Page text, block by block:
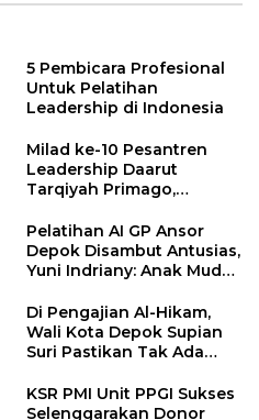
5 Pembicara Profesional
Untuk Pelatihan
Leadership di Indonesia
Milad ke-10 Pesantren
Leadership Daarut
Tarqiyah Primago,
Ingatkan Spirit Tebar
Manfaat Tanpa Batas
Pelatihan AI GP Ansor
Depok Disambut Antusias,
Yuni Indriany: Anak Muda
Teknologi
Di Pengajian Al-Hikam,
Wali Kota Depok Supian
Suri Pastikan Tak Ada
KSR PMI Unit PPGI Sukses
Selenggarakan Donor